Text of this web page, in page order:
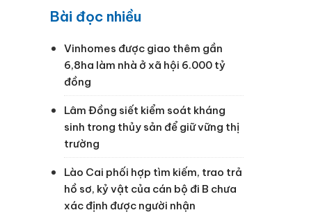
Bài đọc nhiều
Vinhomes được giao thêm gần
6,8ha làm nhà ở xã hội 6.000 tỷ
đồng
Lâm Đồng siết kiểm soát kháng
sinh trong thủy sản để giữ vững thị
trường
Lào Cai phối hợp tìm kiếm, trao trả
hồ sơ, kỷ vật của cán bộ đi B chưa
xác định được người nhận